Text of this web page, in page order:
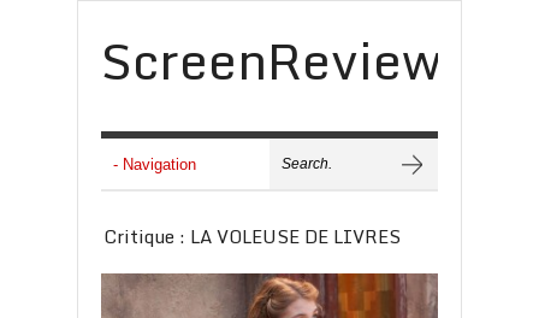
ScreenReview
Critique : LA VOLEUSE DE LIVRES